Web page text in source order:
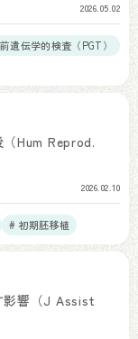
2026.05.02
遺伝学的検査（PGT）
Hum Reprod.
2026.02.10
# 初期胚移植
影響（J Assist